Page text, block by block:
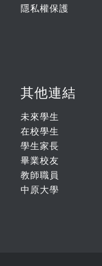
隱私權保護
其他連結
未來學生
在校學生
學生家長
畢業校友
教師職員
中原大學